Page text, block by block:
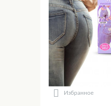
Избранное